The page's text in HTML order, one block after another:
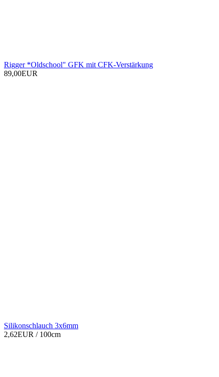
Rigger *Oldschool" GFK mit CFK-Verstärkung
89,00EUR
Silikonschlauch 3x6mm
2,62EUR / 100cm